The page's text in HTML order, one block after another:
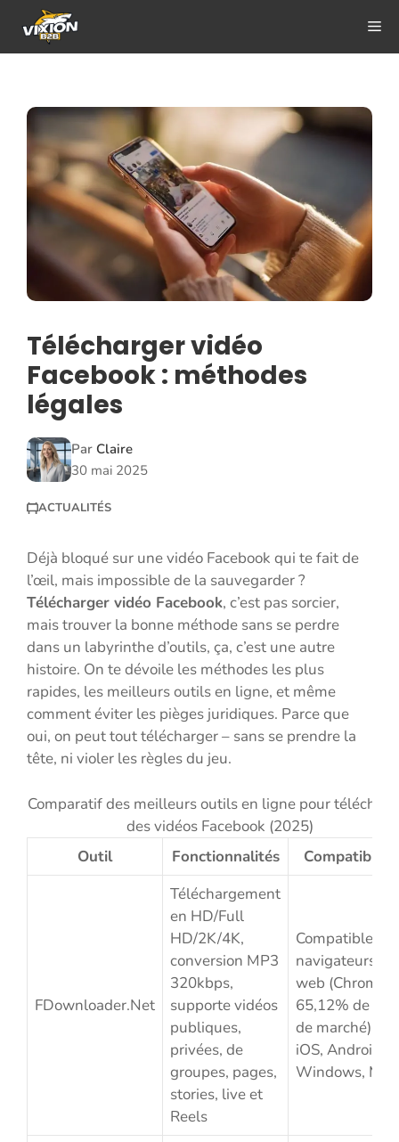
contenu
Télécharger vidéo
Facebook : méthodes
légales
Par Claire
30 mai 2025
ACTUALITÉS
Déjà bloqué sur une vidéo Facebook qui te fait de
l’œil, mais impossible de la sauvegarder ?
Télécharger vidéo Facebook, c’est pas sorcier,
mais trouver la bonne méthode sans se perdre
dans un labyrinthe d’outils, ça, c’est une autre
histoire. On te dévoile les méthodes les plus
rapides, les meilleurs outils en ligne, et même
comment éviter les pièges juridiques. Parce que
oui, on peut tout télécharger – sans se prendre la
tête, ni violer les règles du jeu.
Comparatif des meilleurs outils en ligne pour
des vidéos Facebook (2025)
Outil
Fonctionnalités Compatibilité
FDownloader.Net
Téléchargement
en HD/Full
HD/2K/4K,
conversion MP3
320kbps,
supporte vidéos
publiques,
privées, de
groupes, pages,
stories, live et
Reels
Compatible
navigateurs
web (Chrome
65,12% de
de marché),
iOS, Android,
Windows, Mac